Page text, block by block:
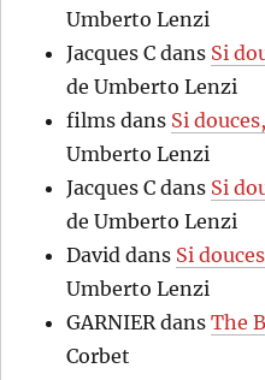
Umberto Lenzi
Jacques C dans Si
de Umberto Lenzi
films dans Si
Umberto Lenzi
Jacques C dans Si
de Umberto Lenzi
David dans Si
Umberto Lenzi
GARNIERdansThe
Corbet